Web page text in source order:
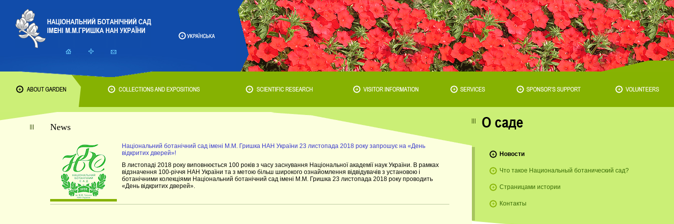
News
Національний ботанічний сад імені М.М. Гришка НАН України 23 листопада 2018 року запрошує на «День
відкритих дверей»!
В листопаді 2018 року виповнюється 100 років з часу заснування Національної академії наук України. В рамках
відзначення 100-річчя НАН України та з метою більш широкого ознайомлення відвідувачів з установою і
ботанічними колекціями Національний ботанічний сад імені М.М. Гришка 23 листопада 2018 року проводить
«День відкритих дверей».
Новости
Что такое Национальный ботанический сад?
Страницами истории
Контакты